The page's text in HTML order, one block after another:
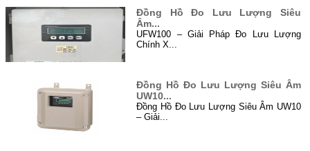
Đồng Hồ Đo Lưu Lượng Siêu
Âm...
UFW100 – Giải Pháp Đo Lưu Lượng
Chính X...
Đồng Hồ Đo Lưu Lượng Siêu Âm
UW10...
Đồng Hồ Đo Lưu Lượng Siêu Âm UW10
– Giải...